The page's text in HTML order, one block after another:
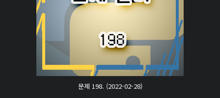
문제 198. (2022-02-28)